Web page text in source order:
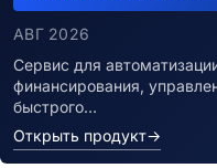
АВГ 2026
Сервис для
финансирования,
быстрого…
Открыть продукт→